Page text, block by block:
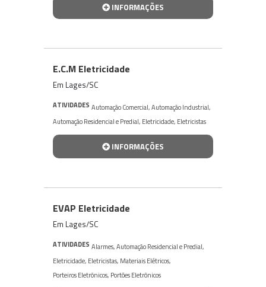
INFORMAÇÕES
E.C.M Eletricidade
Em Lages/SC
ATIVIDADES Automação Comercial,Automação Industrial,
Automação Residencial e Predial, Eletricidade, Eletricistas
INFORMAÇÕES
EVAP Eletricidade
Em Lages/SC
ATIVIDADES Alarmes,Automação Residencial e Predial,
Eletricidade, Eletricistas, Materiais Elétricos,
Porteiros Eletrônicos, Portões Eletrônicos